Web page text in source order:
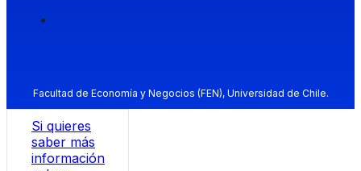
Facultad de Economía y Negocios (FEN), Universidad de Chile.
Si quieres
saber más
información